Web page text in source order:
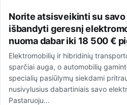
Norite atsisveikinti su savo
išbandyti geresnį
nuoma dabar iki 18 500 €
Elektromobilių ir hibridinių
sparčiai auga, o automobilių
specialių pasiūlymų siekdami
nusivylusius dabartiniais savo
Pastaruoju…